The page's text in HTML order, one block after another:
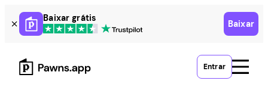
Skip
to
content
Baixar grátis
Baixar
Entrar